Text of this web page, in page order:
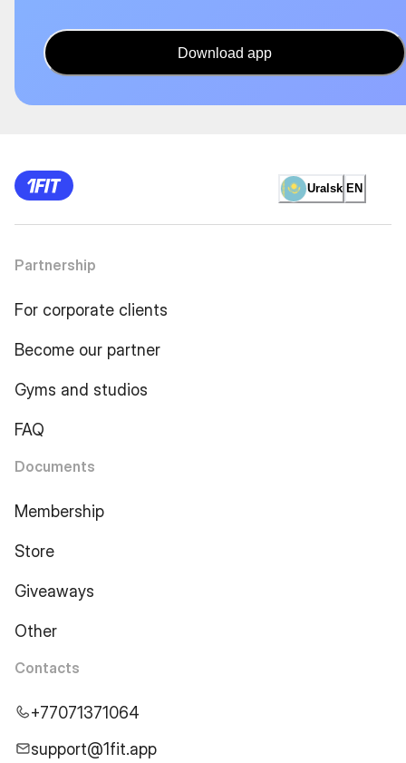
Download app
Uralsk EN
Partnership
For corporate clients
Become our partner
Gyms and studios
FAQ
Documents
Membership
Store
Giveaways
Other
Contacts
+77071371064
support@1fit.app